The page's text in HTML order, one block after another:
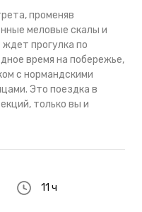
променяв
меловые скалы и
прогулка по
время на побережье,
с нормандскими
Это поездка в
только вы и
11 ч